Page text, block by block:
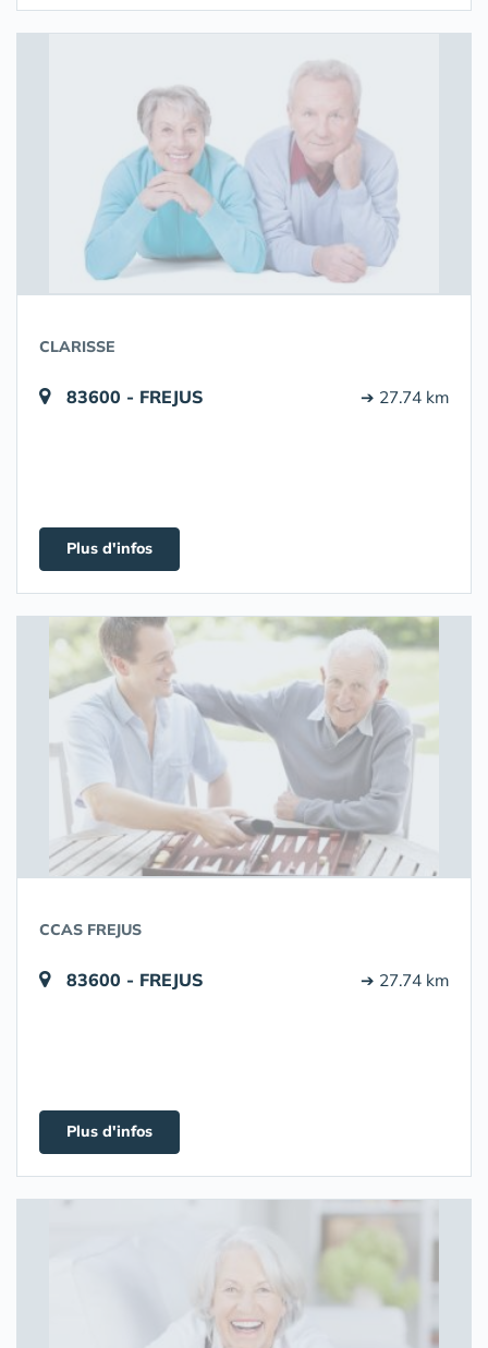
CLARISSE
83600 - FREJUS ➔ 27.74 km
Plus d'infos
CCAS FREJUS
83600 - FREJUS ➔ 27.74 km
Plus d'infos